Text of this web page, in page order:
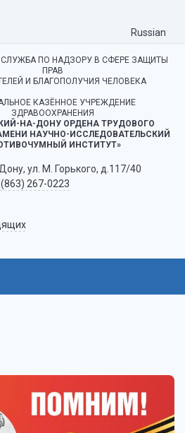
Russian
ПО НАДЗОРУ В СФЕРЕ ЗАЩИТЫ
ПРАВ
И БЛАГОПОЛУЧИЯ ЧЕЛОВЕКА
КАЗЁННОЕ УЧРЕЖДЕНИЕ
ЗДРАВООХРАНЕНИЯ
НА-ДОНУ ОРДЕНА ТРУДОВОГО
НАУЧНО-ИССЛЕДОВАТЕЛЬСКИЙ
ИНСТИТУТ»
ул. М. Горького, д.117/40
(863) 267-0223